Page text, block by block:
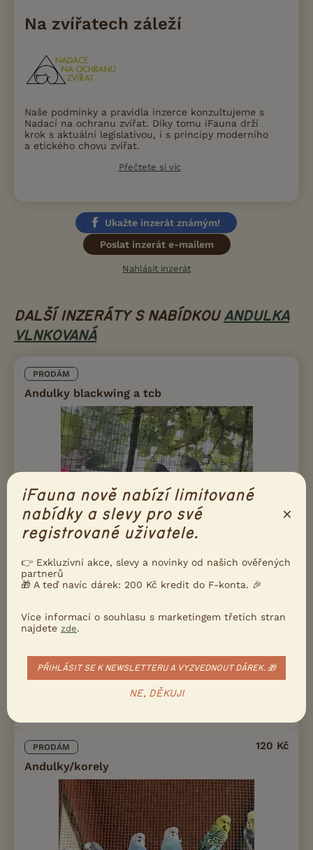
Na zvířatech záleží
Naše podmínky a pravidla inzerce konzultujeme s
Nadací na ochranu zvířat. Díky tomu iFauna drží
krok s aktuální legislativou, i s principy moderního
a etického chovu zvířat.
Přečtete si víc
Ukažte inzerát známým!
Poslat inzerát e-mailem
Nahlásit inzerát
DALŠÍ INZERÁTY S NABÍDKOU ANDULKA
VLNKOVANÁ
PRODÁM
Andulky blackwing a tcb
Prodám Andulku vlnkovanou - Prodám andulky
blackwing,modré,od dvou nepřibuzných
řada,od více nepřibuzných páru,letošni,kroužkované,cena 4...
PRODÁM
Andulky/korely
120 Kč
iFauna nově nabízí limitované
nabídky a slevy pro své
registrované uživatele.
×
👉 Exkluzivní akce, slevy a novinky od našich ověřených
partnerů
🎁 A teď navíc dárek: 200 Kč kredit do F-konta. 🎉
Více informací o souhlasu s marketingem třetích stran
najdete zde.
PŘIHLÁSIT SE K NEWSLETTERU A VYZVEDNOUT DÁREK. 🎁
NE, DĚKUJI